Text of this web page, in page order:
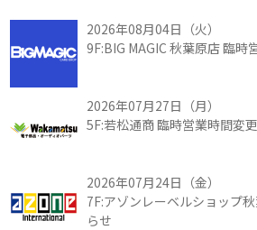
2026年08月04日（火）
9F:BIG MAGIC 秋葉原店 臨時
2026年07月27日（月）
5F:若松通商 臨時営業時間変
2026年07月24日（金）
7F:アゾンレーベルショップ
らせ